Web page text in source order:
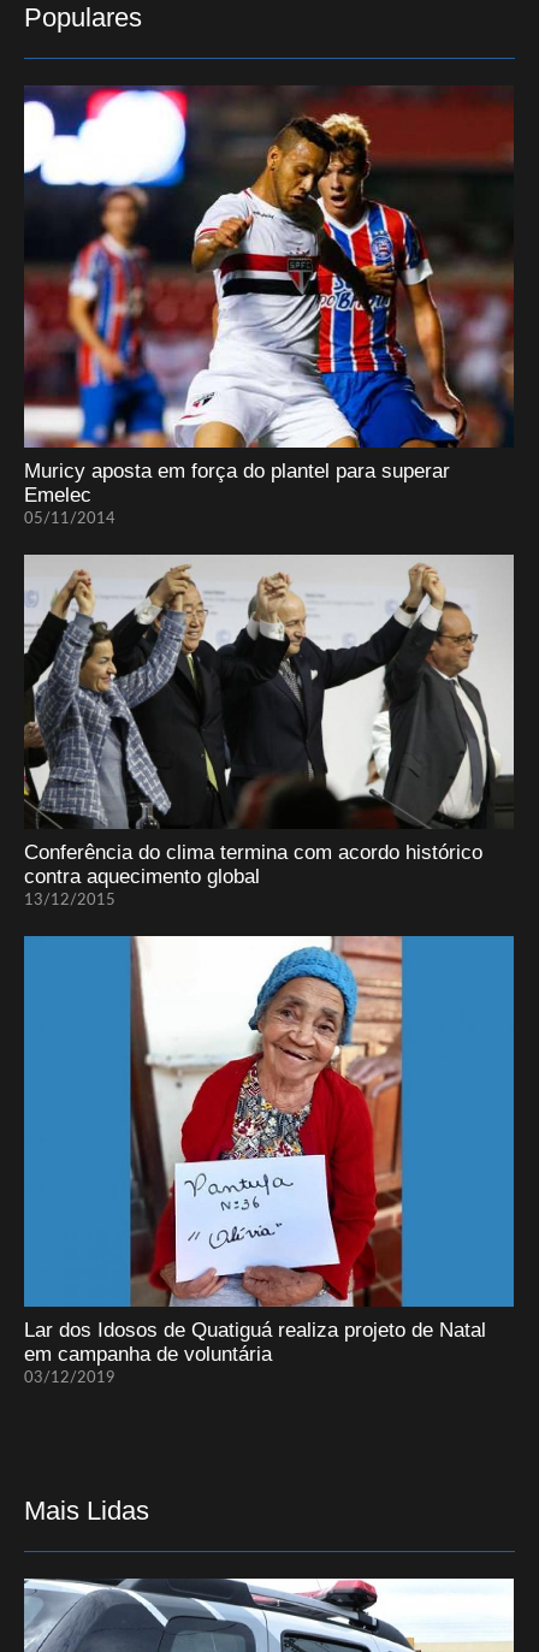
Populares
Muricy aposta em força do plantel para superar
Emelec
05/11/2014
Conferência do clima termina com acordo histórico
contra aquecimento global
13/12/2015
Lar dos Idosos de Quatiguá realiza projeto de Natal
em campanha de voluntária
03/12/2019
Mais Lidas